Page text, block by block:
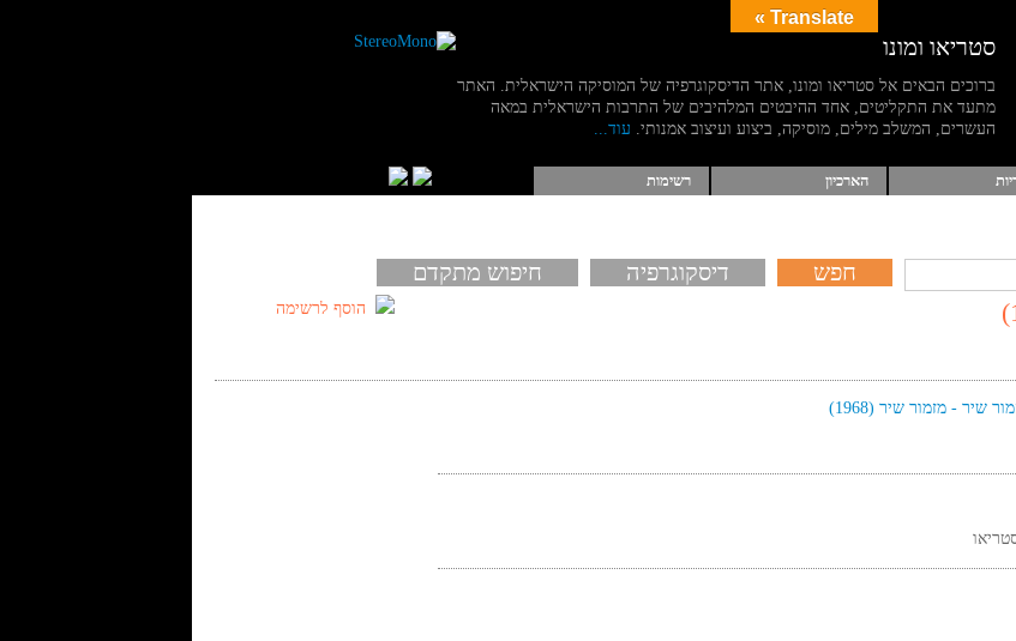
סטריאו ומונו
ברוכים הבאים אל סטריאו ומונו, אתר הדיסקוגרפיה של המוסיקה הישראלית. האתר
מתעד את התקליטים, אחד ההיבטים המלהיבים של התרבות הישראלית במאה
העשרים, המשלב מילים, מוסיקה, ביצוע ועיצוב אמנותי. עוד...
הארכיון רשימות
דיסקוגרפיה חיפוש מתקדם
הוסף לרשימה
Translate »